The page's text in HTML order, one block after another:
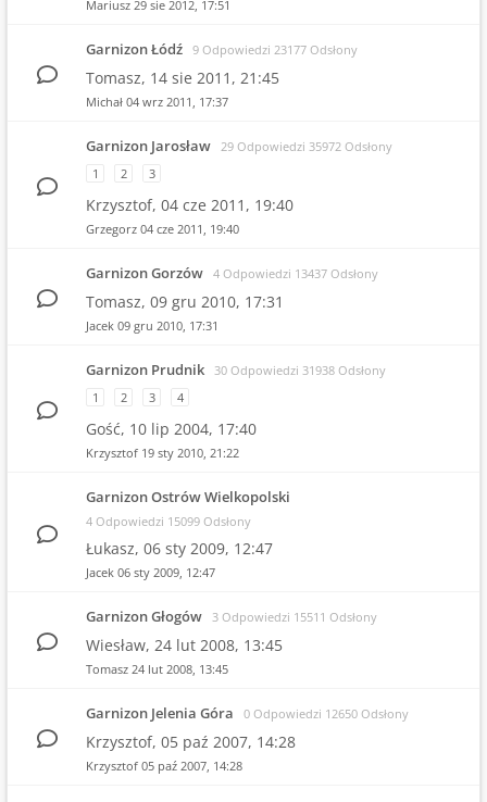
Mariusz 29 sie 2012, 17:51
Garnizon Łódź 9 Odpowiedzi 23177 Odsłony
Tomasz, 14 sie 2011, 21:45
Michał 04 wrz 2011, 17:37
Garnizon Jarosław 29 Odpowiedzi 35972 Odsłony
1
2 3
Krzysztof, 04 cze 2011, 19:40
Grzegorz 04 cze 2011, 19:40
Garnizon Gorzów 4 Odpowiedzi 13437 Odsłony
Tomasz, 09 gru 2010, 17:31
Jacek 09 gru 2010, 17:31
Garnizon Prudnik 30 Odpowiedzi 31938 Odsłony
1
2 3 4
Gość, 10 lip 2004, 17:40
Krzysztof 19 sty 2010, 21:22
Garnizon Ostrów Wielkopolski
4 Odpowiedzi 15099 Odsłony
Łukasz, 06 sty 2009, 12:47
Jacek 06 sty 2009, 12:47
Garnizon Głogów 3 Odpowiedzi 15511 Odsłony
Wiesław, 24 lut 2008, 13:45
Tomasz 24 lut 2008, 13:45
Garnizon Jelenia Góra 0 Odpowiedzi 12650 Odsłony
Krzysztof, 05 paź 2007, 14:28
Krzysztof 05 paź 2007, 14:28